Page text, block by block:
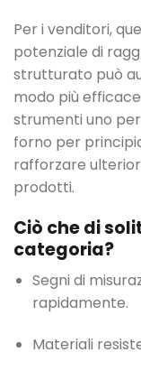
Per i venditori,
potenziale di
strutturato può
modo più
strumenti uno
forno per
rafforzare
prodotti.
Ciò che di
categoria?
Segni di
rapidamente.
Materiali